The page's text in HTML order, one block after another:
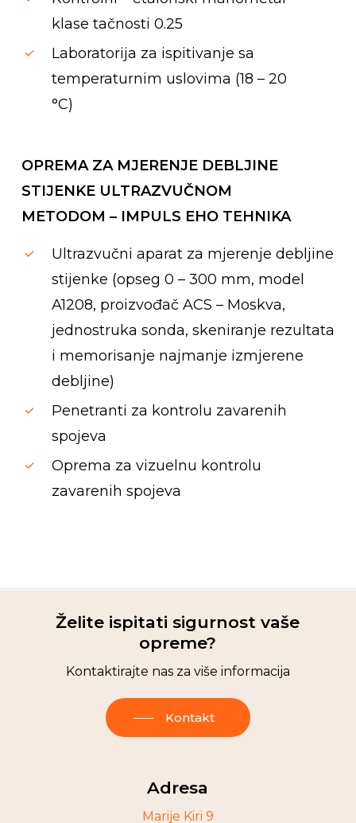
klase tačnosti 0.25
Laboratorija za ispitivanje sa
temperaturnim uslovima (18 – 20
°C)
OPREMA ZA MJERENJE DEBLJINE
STIJENKE ULTRAZVUČNOM
METODOM – IMPULS EHO TEHNIKA
Ultrazvučni aparat za mjerenje debljine
stijenke (opseg 0 – 300 mm, model
A1208, proizvođač ACS – Moskva,
jednostruka sonda, skeniranje rezultata
i memorisanje najmanje izmjerene
debljine)
Penetranti za kontrolu zavarenih
spojeva
Oprema za vizuelnu kontrolu
zavarenih spojeva
Želite ispitati sigurnost vaše
opreme?
Kontaktirajte nas za više informacija
Kontakt
Adresa
Marije Kiri 9